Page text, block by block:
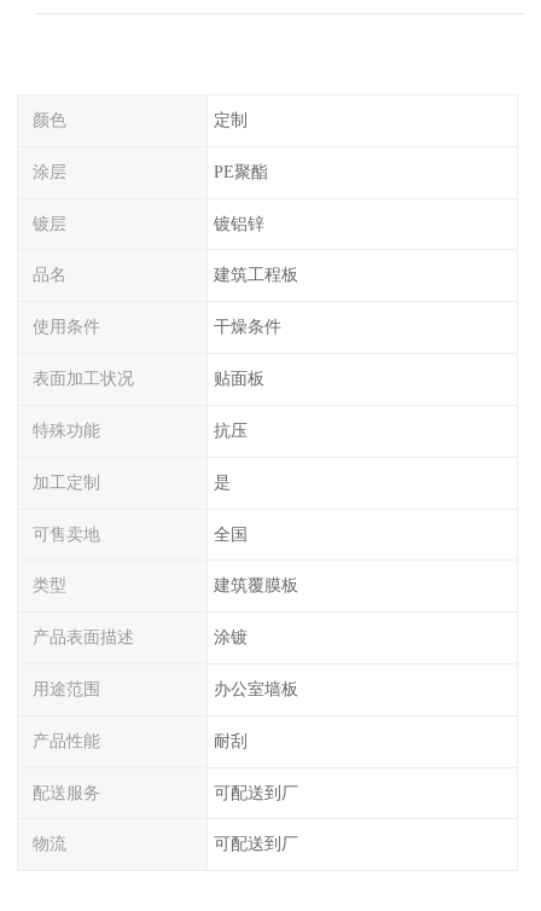
颜色 定制
涂层 PE聚酯
镀层 镀铝锌
品名 建筑工程板
使用条件 干燥条件
表面加工状况 贴面板
特殊功能 抗压
加工定制 是
可售卖地 全国
类型 建筑覆膜板
产品表面描述 涂镀
用途范围 办公室墙板
产品性能 耐刮
配送服务 可配送到厂
物流 可配送到厂